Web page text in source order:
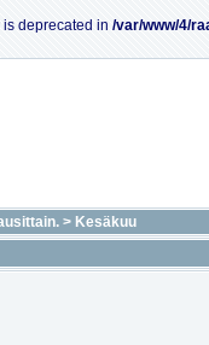
is deprecated in /var/www/4/
> Kesäkuu